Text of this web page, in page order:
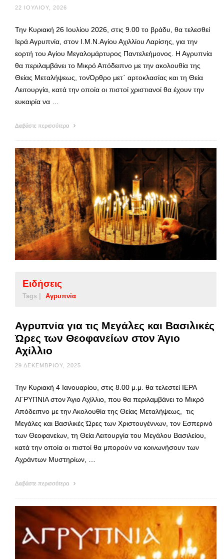
22 ΙΟΥΛΊΟΥ, 2026
Την Κυριακή 26 Ιουλίου 2026, στις 9.00 το βράδυ, θα τελεσθεί
Ιερά Αγρυπνία, στον Ι.Μ.Ν.Αγίου Αχιλλίου Λαρίσης, για την
εορτή του Αγίου Μεγαλομάρτυρος Παντελεήμονος. Η Αγρυπνία
θα περιλαμβάνει το Μικρό Απόδειπνο με την ακολουθία της
Θείας Μεταλήψεως, τονΌρθρο μετ΄ αρτοκλασίας και τη Θεία
Λειτουργία, κατά την οποία οι πιστοί χριστιανοί θα έχουν την
ευκαιρία να …
Διαβάστε περισσότερα
Ειδήσεις
Tags | Αγρυπνία
Αγρυπνία για τις Μεγάλες και Βασιλικές
Ώρες των Θεοφανείων στον Άγιο
Αχίλλιο
29 ΔΕΚΕΜΒΡΊΟΥ, 2025
Την Κυριακή 4 Ιανουαρίου, στις 8.00 μ.μ. θα τελεστεί ΙΕΡΑ
ΑΓΡΥΠΝΙΑ στον Άγιο Αχίλλιο, που θα περιλαμβάνει το Μικρό
Απόδειπνο με την Ακολουθία της Θείας Μεταλήψεως, τις
Μεγάλες και Βασιλικές Ώρες των Χριστουγέννων, τον Εσπερινό
των Θεοφανείων, τη Θεία Λειτουργία του Μεγάλου Βασιλείου,
κατά την οποία οι πιστοί θα μπορούν να κοινωνήσουν των
Αχράντων Μυστηρίων, …
Διαβάστε περισσότερα